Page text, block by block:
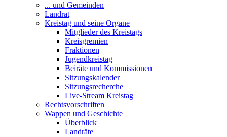
... und Gemeinden
Landrat
Kreistag und seine Organe
Mitglieder des Kreistags
Kreisgremien
Fraktionen
Jugendkreistag
Beiräte und Kommissionen
Sitzungskalender
Sitzungsrecherche
Live-Stream Kreistag
Rechtsvorschriften
Wappen und Geschichte
Überblick
Landräte